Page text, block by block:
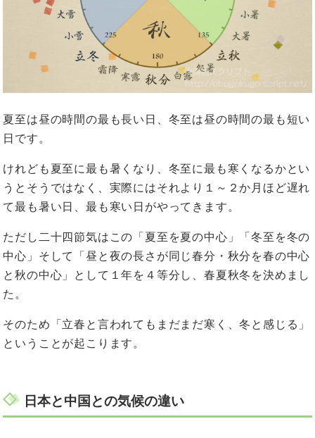
夏至は昼の時間の最も長い日、冬至は昼の時間の最も短い
日です。
けれども夏至に最も暑くなり、冬至に最も寒くなるかとい
うとそうではなく、実際にはそれより１～２か月ほど遅れ
て最も暑い日、最も寒い日がやってきます。
ただし二十四節気はこの「夏至を夏の中心」「冬至を冬の
中心」そして「昼と夜の長さが同じ春分・秋分を春の中心
と秋の中心」として１年を４等分し、春夏秋冬を決めまし
た。
そのため「立春と言われてもまだまだ寒く、冬と感じる」
ということが起こります。
日本と中国との気候の違い